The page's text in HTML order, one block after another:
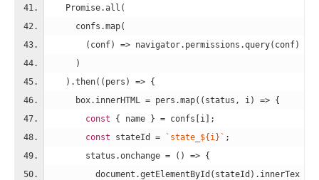
Promise.all(
      confs.map(
( conf) => navigator.permissions.query(conf)
      )
    ).then(
( pers ) => {
      box.innerHTML = pers.map(
( status, i) => {
const { name } = confs[i];
const stateId = `state_ ${i} ` ;
        status.onchange =
() => {
document .getElementById(stateId).innerTex